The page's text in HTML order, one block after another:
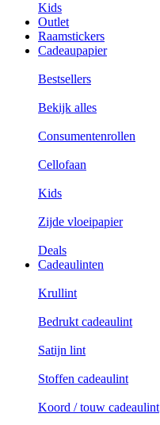
Kids
Outlet
Raamstickers
Cadeaupapier
Bestsellers
Bekijk alles
Consumentenrollen
Cellofaan
Kids
Zijde vloeipapier
Deals
Cadeaulinten
Krullint
Bedrukt cadeaulint
Satijn lint
Stoffen cadeaulint
Koord / touw cadeaulint